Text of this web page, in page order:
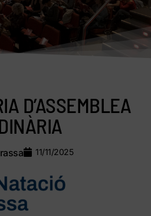
D’ASSEMBLEA
11/11/2025